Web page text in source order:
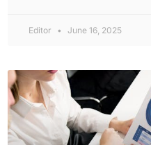
Editor June 16, 2025